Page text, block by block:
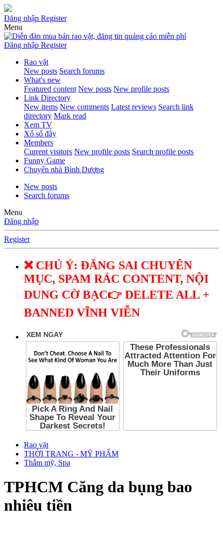
Đăng nhập Register
Menu
Đăng nhập Register
Rao vặt
New posts Search forums
What's new
Featured content New posts New profile posts
Link Directory
New items New comments Latest reviews Search link
directory Mark read
Xem TV
Xổ số đây
Members
Current visitors New profile posts Search profile posts
Funny Game
Chuyển nhà Bình Dương
New posts
Search forums
Menu
Đăng nhập
Register
❌ CHÚ Ý: ĐĂNG SAI CHUYÊN
MỤC, SPAM RÁC CONTENT, NỘI
DUNG CỜ BẠC👉 DELETE ALL +
BANNED VĨNH VIỄN
Rao vặt
THỜI TRANG - MỸ PHẨM
Thẫm mỹ, Spa
TPHCM Căng da bụng bao
nhiêu tiền